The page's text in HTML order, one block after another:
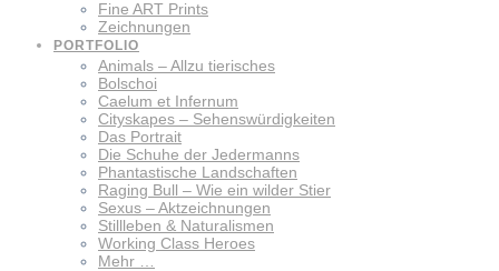
Fine ART Prints
Zeichnungen
PORTFOLIO
Animals – Allzu tierisches
Bolschoi
Caelum et Infernum
Cityskapes – Sehenswürdigkeiten
Das Portrait
Die Schuhe der Jedermanns
Phantastische Landschaften
Raging Bull – Wie ein wilder Stier
Sexus – Aktzeichnungen
Stillleben & Naturalismen
Working Class Heroes
Mehr …